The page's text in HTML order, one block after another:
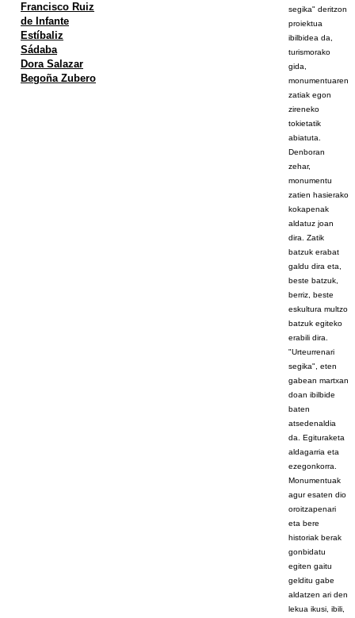
Francisco Ruiz
de Infante
Estíbaliz
Sádaba
Dora Salazar
Begoña Zubero
segika" deritzon
proiektua
ibilbidea da,
turismorako
gida,
monumentuaren
zatiak egon
zireneko
tokietatik
abiatuta.
Denboran
zehar,
monumentu
zatien hasierako
kokapenak
aldatuz joan
dira. Zatik
batzuk erabat
galdu dira eta,
beste batzuk,
berriz, beste
eskultura multzo
batzuk egiteko
erabili dira.
"Urteurrenari
segika", eten
gabean martxan
doan ibilbide
baten
atsedenaldia
da. Egituraketa
aldagarria eta
ezegonkorra.
Monumentuak
agur esaten dio
oroitzapenari
eta bere
historiak berak
gonbidatu
egiten gaitu
gelditu gabe
aldatzen ari den
lekua ikusi, ibili,